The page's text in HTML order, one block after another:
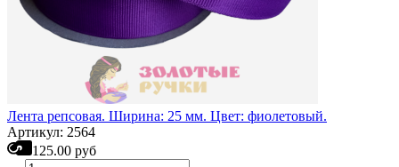
Лента репсовая. Ширина: 25 мм. Цвет: фиолетовый.
Артикул: 2564
125.00 руб